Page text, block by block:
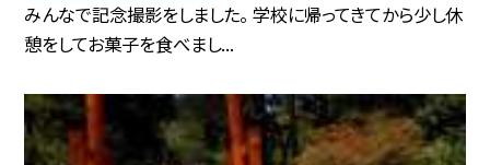
みんなで記念撮影をしました。 学校に帰ってきてから少し休
憩をしてお菓子を食べまし...